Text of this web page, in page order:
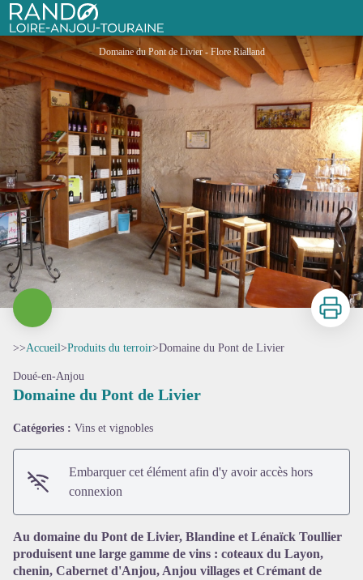
Rando Loire-Anjou-Touraine
Domaine du Pont de Livier
Domaine du Pont de Livier - Flore Rialland
Voir l'image en plein écran
Imprimer
>>Accueil>Produits du terroir>Domaine du Pont de Livier
Doué-en-Anjou
Domaine du Pont de Livier
Catégories : Vins et vignobles
Embarquer cet élément afin d'y avoir accès hors
connexion
Au domaine du Pont de Livier, Blandine et Lénaïck Toullier
produisent une large gamme de vins : coteaux du Layon,
chenin, Cabernet d'Anjou, Anjou villages et Crémant de